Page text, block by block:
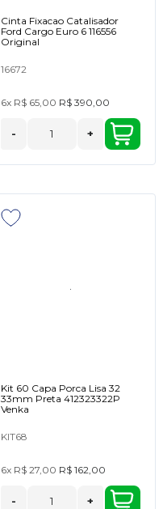
Cinta Fixacao Catalisador
Ford Cargo Euro 6 116556
Original
16672
6x R$ 65,00 R$ 390,00
- +
Kit 60 Capa Porca Lisa 32
33mm Preta 412323322P
Venka
KIT68
6x R$ 27,00 R$ 162,00
- +